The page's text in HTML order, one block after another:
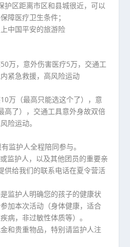
护区距离市区和县城很近，可以
障医疗卫生条件；
中国平安的旅游险
万，意外伤害医疗5万， 交通工
紧急救援，高风险运动
万（最高只能选这个了），意
高了），交通工具意外身故双倍
险运动。
监护人全程陪同参与。
监护人，以及其他团员的重要亲
供给我们的联系电话在夏令营活
监护人明确您的孩子的健康状
加本次活动（身体健康，适合
病，非过敏性体质等）。
和贵重物品，特别请监护人注